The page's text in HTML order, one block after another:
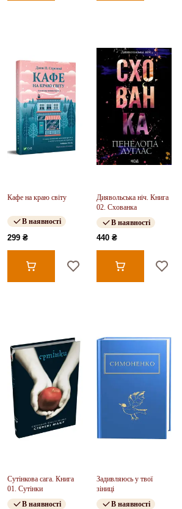
Кафе на краю світу
В наявності
299 ₴
Диявольська ніч. Книга
02. Схованка
В наявності
440 ₴
Сутінкова сага. Книга
01. Сутінки
В наявності
Задивляюсь у твої
зіниці
В наявності